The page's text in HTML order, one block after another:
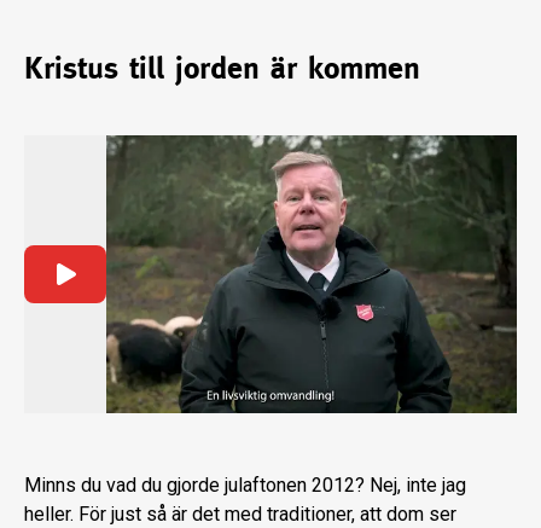
Kristus till jorden är kommen
Minns du vad du gjorde julaftonen 2012? Nej, inte jag
heller. För just så är det med traditioner, att dom ser